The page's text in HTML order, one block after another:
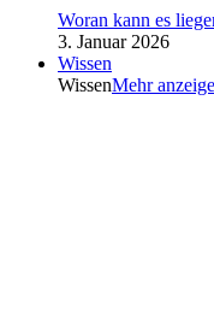
Woran kann es
3. Januar 2026
Wissen
WissenMehr